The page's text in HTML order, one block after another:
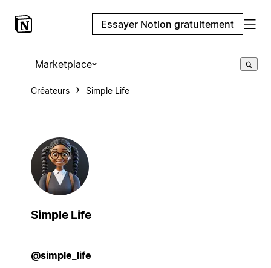
Essayer Notion gratuitement
Marketplace
Créateurs Simple Life
Simple Life
@simple_life